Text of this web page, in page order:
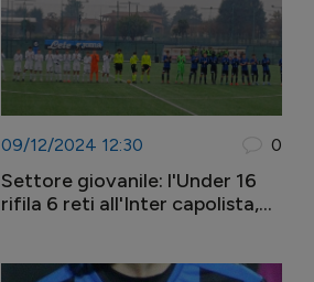
09/12/2024 12:30 0
Settore giovanile: l'Under 16
rifila 6 reti all'Inter capolista,